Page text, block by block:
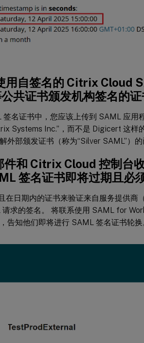
用自签名的 Citrix Cloud
共证书颁发机构签名的证
签名证书中，您应该上传到 SAML 应用
Systems Inc.”，而不是 Digicert 这样
外部颁发证书（称为“Silver SAML”）的
件和 Citrix Cloud 控制台
签名证书即将过期且必
在日期内的证书来验证来自服务提供商
求的签名。 将联系使用 SAML for
告知他们即将进行 SAML 签名证书轮换